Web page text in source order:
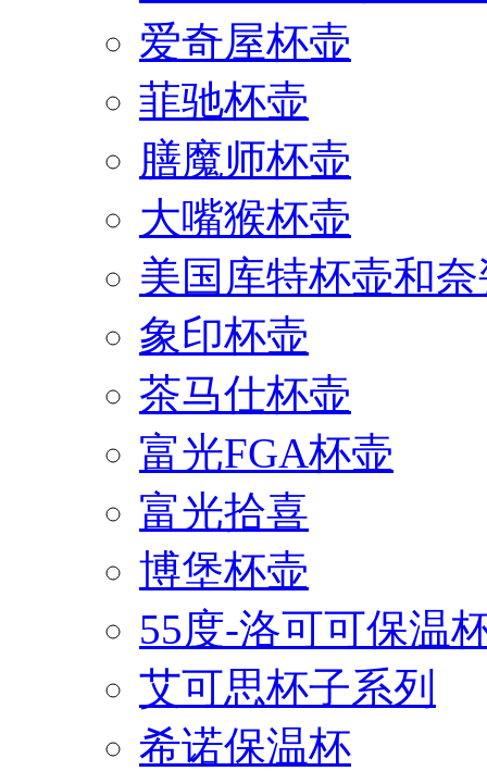
爱奇屋杯壶
菲驰杯壶
膳魔师杯壶
大嘴猴杯壶
美国库特杯壶和
象印杯壶
茶马仕杯壶
富光FGA杯壶
富光拾喜
博堡杯壶
55度-洛可可保温
艾可思杯子系列
希诺保温杯